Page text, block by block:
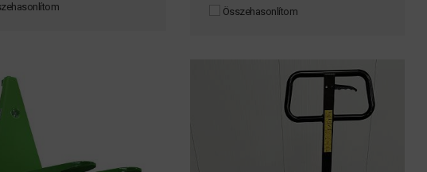
Összehasonlítom